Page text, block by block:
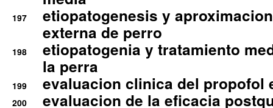
197
etiopatogenesis y
externa de perro
198
etiopatogenia y tratamiento
la perra
199 evaluacion clinica del propofol
200
evaluacion de la eficacia